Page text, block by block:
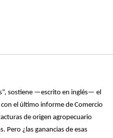
sostiene —escrito en inglés— el
el último informe de Comercio
de origen agropecuario
Pero ¿las ganancias de esas